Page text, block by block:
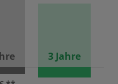
3 Jahre